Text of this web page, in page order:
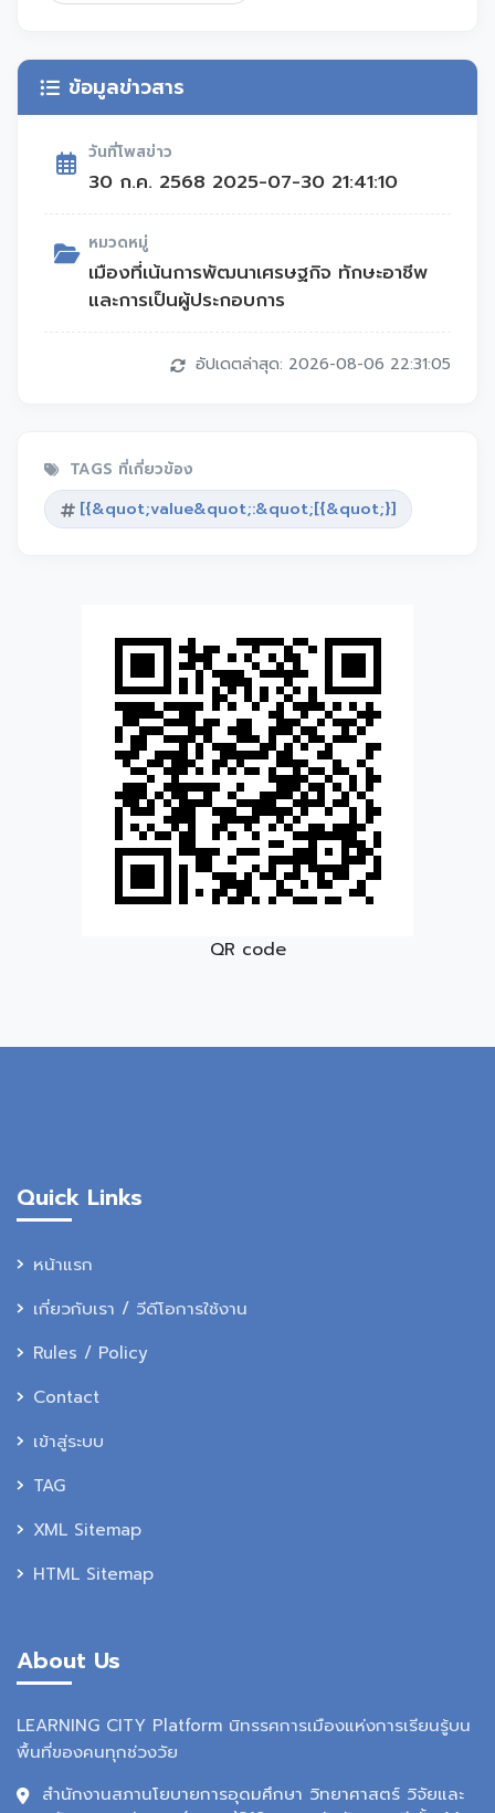
ข้อมูลข่าวสาร
วันที่โพสข่าว
30 ก.ค. 2568 2025-07-30 21:41:10
หมวดหมู่
เมืองที่เน้นการพัฒนาเศรษฐกิจ ทักษะอาชีพ
และการเป็นผู้ประกอบการ
อัปเดตล่าสุด: 2026-08-06 22:31:05
TAGS ที่เกี่ยวข้อง
[{&quot;value&quot;:&quot;[{&quot;}]
QR code
Quick Links
หน้าแรก
เกี่ยวกับเรา / วีดีโอการใช้งาน
Rules / Policy
Contact
เข้าสู่ระบบ
TAG
XML Sitemap
HTML Sitemap
About Us
LEARNING CITY Platform นิทรรศการเมืองแห่งการเรียนรู้บน
พื้นที่ของคนทุกช่วงวัย
สำนักงานสภานโยบายการอุดมศึกษา วิทยาศาสตร์ วิจัยและ